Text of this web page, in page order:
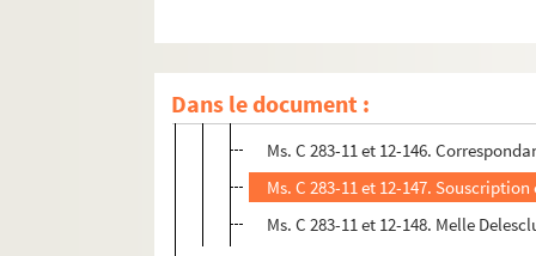
Dans le document :
Ms. C 283-11 et 12-143. Divers
Ms. C 283-11 et 12-144. Cours de
Ms. C 283-11 et 12-145. Cahiers de
Ms. C 283-11 et 12-146.
Ms. C 283-11 et 12-147.
Ms. C 283-11 et 12-148. Melle